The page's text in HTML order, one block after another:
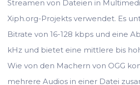
Streamen von Dateien in
Xiph.org-Projekts verwendet. Es
Bitrate von 16-128 kbps und eine
kHz und bietet eine mittlere bis
Wie von den Machern von OGG
mehrere Audios in einer Datei